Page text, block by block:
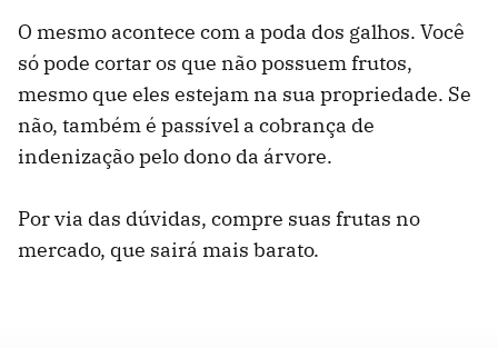
O mesmo acontece com a poda dos galhos. Você
só pode cortar os que não possuem frutos,
mesmo que eles estejam na sua propriedade. Se
não, também é passível a cobrança de
indenização pelo dono da árvore.
Por via das dúvidas, compre suas frutas no
mercado, que sairá mais barato.